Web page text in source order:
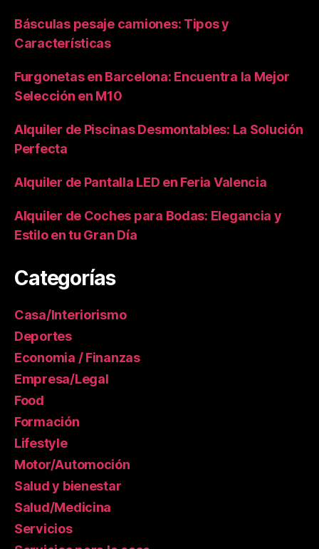
Básculas pesaje camiones: Tipos y
Características
Furgonetas en Barcelona: Encuentra la Mejor
Selección en M10
Alquiler de Piscinas Desmontables: La Solución
Perfecta
Alquiler de Pantalla LED en Feria Valencia
Alquiler de Coches para Bodas: Elegancia y
Estilo en tu Gran Día
Categorías
Casa/Interiorismo
Deportes
Economia / Finanzas
Empresa/Legal
Food
Formación
Lifestyle
Motor/Automoción
Salud y bienestar
Salud/Medicina
Servicios